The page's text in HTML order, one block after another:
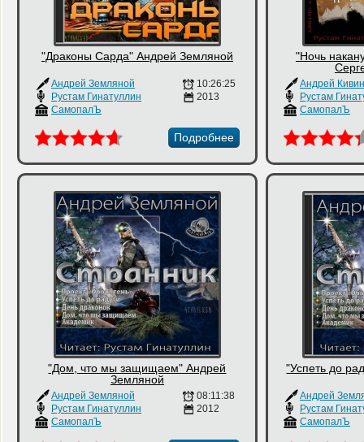
"Драконы Сарда" Андрей Земляной
Андрей Земляной
Рустам Гинатуллин
СамопалЪ
10:26:25
2013
Подробнее
"Ночь
Андрей
Рустам
СамопалЪ
"Дом, что мы защищаем" Андрей
Земляной
Андрей Земляной
Рустам Гинатуллин
СамопалЪ
08:11:38
2012
"Успеть до
Андрей
Рустам
СамопалЪ